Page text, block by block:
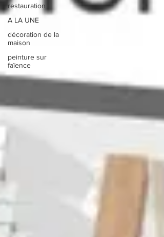
restauration
A LA UNE
décoration de la
maison
peinture sur
faïence